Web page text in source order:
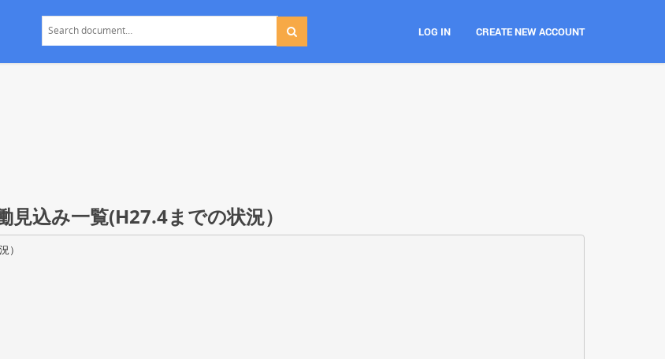
LOG IN CREATE NEW ACCOUNT
込み一覧(H27.4までの状況）
）